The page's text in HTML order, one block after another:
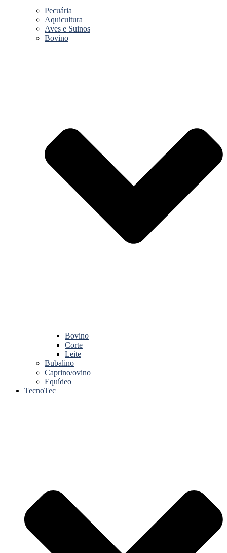
Pecuária
Aquicultura
Aves e Suinos
Bovino
Bovino
Corte
Leite
Bubalino
Caprino/ovino
Equídeo
TecnoTec